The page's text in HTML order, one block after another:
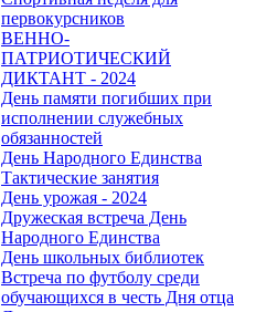
первокурсников
ВЕННО-
ПАТРИОТИЧЕСКИЙ
ДИКТАНТ - 2024
День памяти погибших при
исполнении служебных
обязанностей
День Народного Единства
Тактические занятия
День урожая - 2024
Дружеская встреча День
Народного Единства
День школьных библиотек
Встреча по футболу среди
обучающихся в честь Дня отца